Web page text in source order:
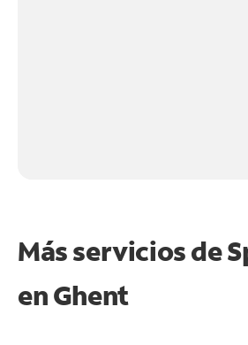
Más servicios de
enGhent